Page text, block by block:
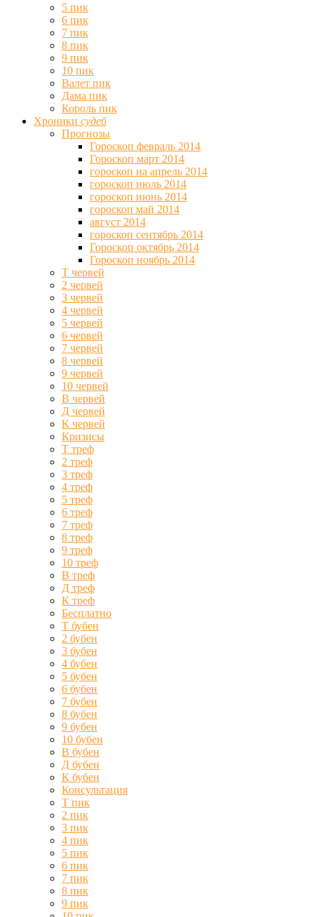
5 пик
6 пик
7 пик
8 пик
9 пик
10 пик
Валет пик
Дама пик
Король пик
Хроники судеб
Прогнозы
Гороскоп февраль 2014
Гороскоп март 2014
гороскоп на апрель 2014
гороскоп июль 2014
гороскоп июнь 2014
гороскоп май 2014
август 2014
гороскоп сентябрь 2014
Гороскоп октябрь 2014
Гороскоп ноябрь 2014
Т червей
2 червей
3 червей
4 червей
5 червей
6 червей
7 червей
8 червей
9 червей
10 червей
В червей
Д червей
К червей
Кризисы
Т треф
2 треф
3 треф
4 треф
5 треф
6 треф
7 треф
8 треф
9 треф
10 треф
В треф
Д треф
К треф
Бесплатно
Т бубен
2 бубен
3 бубен
4 бубен
5 бубен
6 бубен
7 бубен
8 бубен
9 бубен
10 бубен
В бубен
Д бубен
К бубен
Консультация
Т пик
2 пик
3 пик
4 пик
5 пик
6 пик
7 пик
8 пик
9 пик